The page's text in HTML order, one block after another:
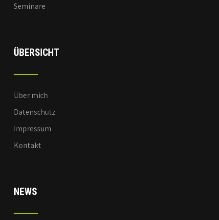
Seminare
ÜBERSICHT
Über mich
Datenschutz
Impressum
Kontakt
NEWS